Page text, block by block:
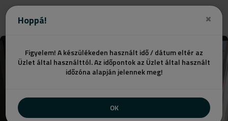
Hoppá!
Figyelem! A készülékeden használt idő / dátum eltér az
Üzlet által használttól. Az időpontok az Üzlet által használt
időzóna alapján jelennek meg!
OK